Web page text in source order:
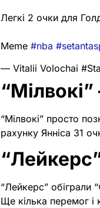
Легкі 2 очки для
Meme#nba
— Vitalii Volochai
“Мілвокі” просто
рахунку Янніса 31
“Лейкерс”
“Лейкерс” обіграли
Ще кілька перемог і